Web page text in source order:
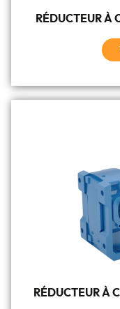
RÉDUCTEUR À
RÉDUCTEUR À